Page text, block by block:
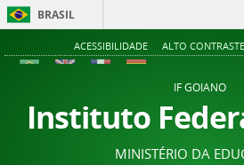
BRASIL
ACESSIBILIDADE ALTO CONTRASTE
IF GOIANO
Instituto
MINISTÉRIO DA